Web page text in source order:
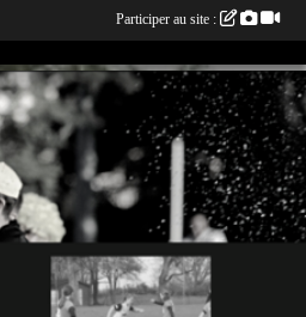
Participer au site :